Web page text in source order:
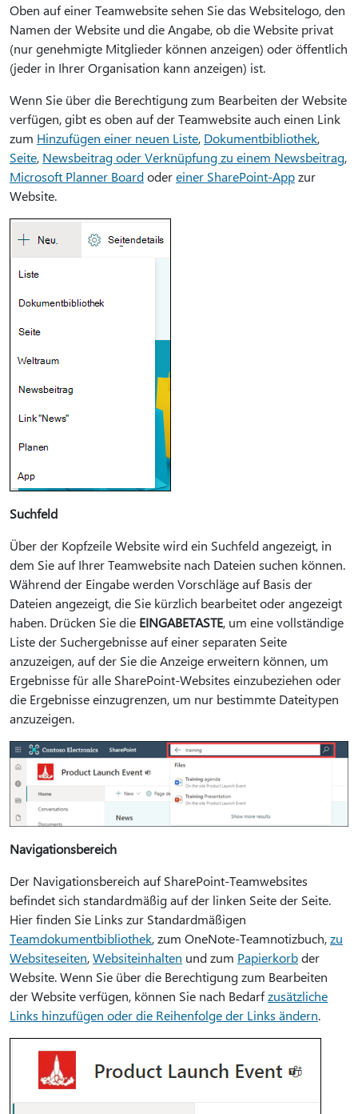
Oben auf einer Teamwebsite sehen Sie das Websitelogo, den
Namen der Website und die Angabe, ob die Website privat
(nur genehmigte Mitglieder können anzeigen) oder öffentlich
(jeder in Ihrer Organisation kann anzeigen) ist.
Wenn Sie über die Berechtigung zum Bearbeiten der Website
verfügen, gibt es oben auf der Teamwebsite auch einen Link
zum Hinzufügen einer neuen Liste, Dokumentbibliothek,
Seite, Newsbeitrag oder Verknüpfung zu einem Newsbeitrag,
Microsoft Planner Boardodereiner SharePoint-Appzur
Website.
Suchfeld
Über der Kopfzeile Website wird ein Suchfeld angezeigt, in
dem Sie auf Ihrer Teamwebsite nach Dateien suchen können.
Während der Eingabe werden Vorschläge auf Basis der
Dateien angezeigt, die Sie kürzlich bearbeitet oder angezeigt
haben. Drücken Sie die EINGABETASTE, um eine vollständige
Liste der Suchergebnisse auf einer separaten Seite
anzuzeigen, auf der Sie die Anzeige erweitern können, um
Ergebnisse für alle SharePoint-Websites einzubeziehen oder
die Ergebnisse einzugrenzen, um nur bestimmte Dateitypen
anzuzeigen.
Navigationsbereich
Der Navigationsbereich auf SharePoint-Teamwebsites
befindet sich standardmäßig auf der linken Seite der Seite.
Hier finden Sie Links zur Standardmäßigen
Teamdokumentbibliothek, zum OneNote-Teamnotizbuch,zu
Websiteseiten,Websiteinhalten und zum Papierkorbder
Website. Wenn Sie über die Berechtigung zum Bearbeiten
der Website verfügen, können Sie nach Bedarfzusätzliche
Links hinzufügen oder die Reihenfolge der Links ändern.